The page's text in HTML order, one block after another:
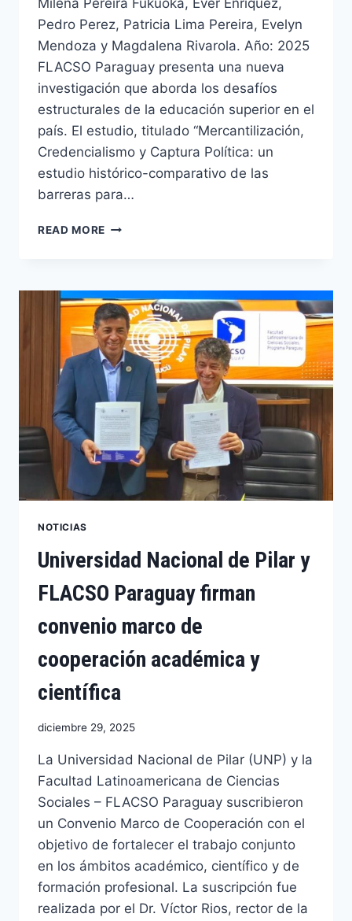
Milena Pereira Fukuoka, Ever Enriquez,
Pedro Perez, Patricia Lima Pereira, Evelyn
Mendoza y Magdalena Rivarola. Año: 2025
FLACSO Paraguay presenta una nueva
investigación que aborda los desafíos
estructurales de la educación superior en el
país. El estudio, titulado “Mercantilización,
Credencialismo y Captura Política: un
estudio histórico-comparativo de las
barreras para…
READ MORE
NOTICIAS
Universidad Nacional de Pilar y
FLACSO Paraguay firman
convenio marco de
cooperación académica y
científica
diciembre 29, 2025
La Universidad Nacional de Pilar (UNP) y la
Facultad Latinoamericana de Ciencias
Sociales – FLACSO Paraguay suscribieron
un Convenio Marco de Cooperación con el
objetivo de fortalecer el trabajo conjunto
en los ámbitos académico, científico y de
formación profesional. La suscripción fue
realizada por el Dr. Víctor Rios, rector de la